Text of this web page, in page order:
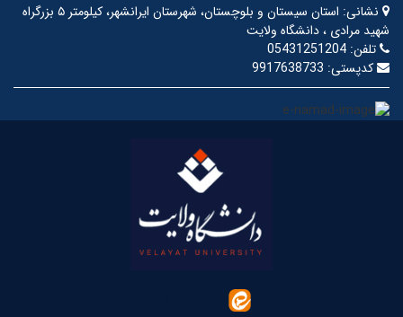
نشانی:
استان سیستان و بلوچستان، شهرستان ایرانشهر، کیلومتر ۵ بزرگراه
شهید مرادی ، دانشگاه ولایت
تلفن: 05431251204
کدپستی: 9917638733